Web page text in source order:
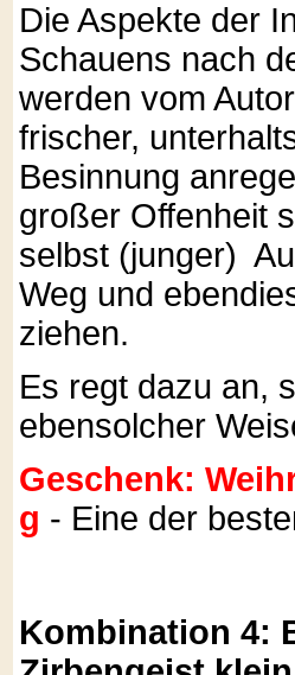
Die Aspekte der
Schauens nach
werden vom
frischer,
Besinnung
großer Offenheit
selbst (junger)
Weg und
ziehen.
Es regt dazu an,
ebensolcher
Geschenk:
g - Eine der
Kombination 4: